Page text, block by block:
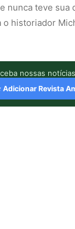
nunca teve sua
o historiador
nossas
Adicionar Revista